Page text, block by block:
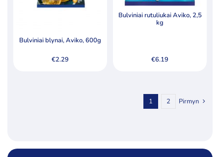
Bulviniai blynai, Aviko, 600g
€2.29
Bulviniai rutuliukai Aviko, 2,5
kg
€6.19
1 2 Pirmyn